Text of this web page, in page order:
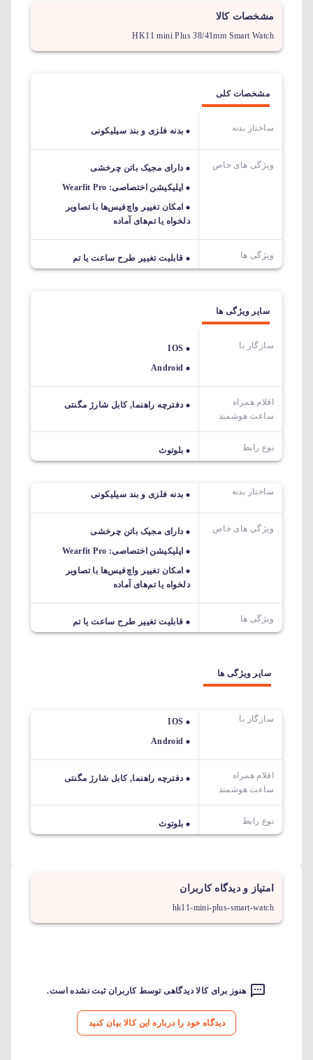
مشخصات کالا
HK11 mini Plus 38/41mm Smart Watch
مشخصات کلی
ساختار بدنه بدنه فلزی و بند سیلیکونی
ویژگی های خاص
دارای مجیک باتن چرخشی
اپلیکیشن اختصاصی: Wearfit Pro
امکان تغییر واچ‌فیس‌ها با تصاویر
دلخواه یا تم‌های آماده
ویژگی ها قابلیت تغییر طرح ساعت یا تم
سایر ویژگی ها
سازگار با
IOS
Android
اقلام همراه
ساعت هوشمند
دفترچه راهنما, کابل شارژ مگنتی
نوع رابط بلوتوث
ساختار بدنه بدنه فلزی و بند سیلیکونی
ویژگی های خاص
دارای مجیک باتن چرخشی
اپلیکیشن اختصاصی: Wearfit Pro
امکان تغییر واچ‌فیس‌ها با تصاویر
دلخواه یا تم‌های آماده
ویژگی ها قابلیت تغییر طرح ساعت یا تم
سایر ویژگی ها
سازگار با
IOS
Android
اقلام همراه
ساعت هوشمند
دفترچه راهنما, کابل شارژ مگنتی
نوع رابط بلوتوث
امتیاز و دیدگاه کاربران
hk11-mini-plus-smart-watch
هنوز برای کالا دیدگاهی توسط کاربران ثبت نشده است.
دیدگاه خود را درباره این کالا بیان کنید